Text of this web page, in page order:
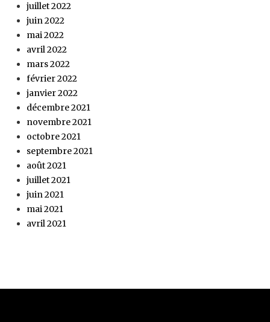
juillet 2022
juin 2022
mai 2022
avril 2022
mars 2022
février 2022
janvier 2022
décembre 2021
novembre 2021
octobre 2021
septembre 2021
août 2021
juillet 2021
juin 2021
mai 2021
avril 2021